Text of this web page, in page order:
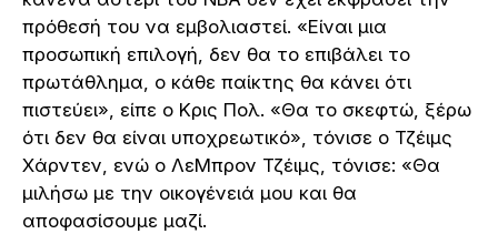
πρόθεσή του να εμβολιαστεί. «Είναι μια
προσωπική επιλογή, δεν θα το επιβάλει το
πρωτάθλημα, ο κάθε παίκτης θα κάνει ότι
πιστεύει», είπε ο Κρις Πολ. «Θα το σκεφτώ, ξέρω
ότι δεν θα είναι υποχρεωτικό», τόνισε ο Τζέιμς
Χάρντεν, ενώ ο ΛεΜπρον Τζέιμς, τόνισε: «Θα
μιλήσω με την οικογένειά μου και θα
αποφασίσουμε μαζί.